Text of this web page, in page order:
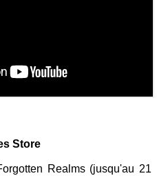
Store
Realms (jusqu'au 21